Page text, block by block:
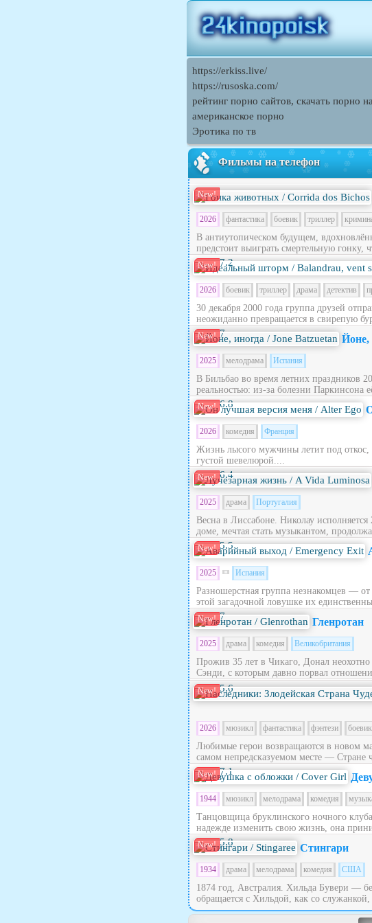
https://erkiss.live/
https://rusoska.com/
рейтинг порно сайтов, скачать порно
американское порно
Эротика по тв
Фильмы на телефон
New!
2026 фантастика боевик триллер
В антиутопическом будущем,
предстоит выиграть смертельную гонку,
New! 7.2
2026 боевик триллер драма детектив
30 декабря 2000 года группа друзей
неожиданно превращается в свирепую
New! 7 Йоне,
2025 мелодрама Испания
В Бильбао во время летних праздников
реальностью: из‑за болезни Паркинсона
New! 6.8
2026 комедия Франция
Жизнь лысого мужчины летит под откос,
густой шевелюрой....
New! 6.4
2025 драма Португалия
Весна в Лиссабоне. Николау
доме, мечтая стать музыкантом,
New! 5.5
2025 Испания
Разношерстная группа незнакомцев —
этой загадочной ловушке их
New! 7 Гленротан
2025 драма комедия Великобритания
Прожив 35 лет в Чикаго, Донал
Сэнди, с которым давно порвал
New! 5.6
2026 мюзикл фантастика фэнтези боевик
Любимые герои возвращаются в новом
самом непредсказуемом месте — Стране
New! 7.1
1944 мюзикл мелодрама комедия
Танцовщица бруклинского ночного
надежде изменить свою жизнь, она
New! 5.8 Стингари
1934 драма мелодрама комедия США
1874 год, Австралия. Хильда Бувери —
обращается с Хильдой, как со служанкой,